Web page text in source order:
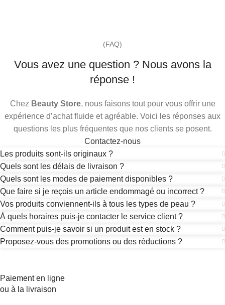
(FAQ)
Vous avez une question ? Nous avons la
réponse !
Chez Beauty Store, nous faisons tout pour vous offrir une
expérience d’achat fluide et agréable. Voici les réponses aux
questions les plus fréquentes que nos clients se posent.
Contactez-nous
Les produits sont-ils originaux ?
Quels sont les délais de livraison ?
Quels sont les modes de paiement disponibles ?
Que faire si je reçois un article endommagé ou incorrect ?
Vos produits conviennent-ils à tous les types de peau ?
À quels horaires puis-je contacter le service client ?
Comment puis-je savoir si un produit est en stock ?
Proposez-vous des promotions ou des réductions ?
Paiement en ligne
ou à la livraison